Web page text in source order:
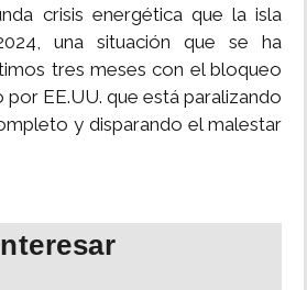
crisis energética que la isla
una situación que se ha
tres meses con el bloqueo
EE.UU. que está paralizando
y disparando el malestar